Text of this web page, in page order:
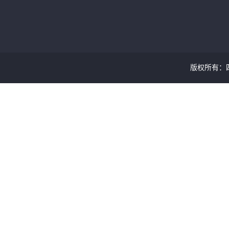
版权所有：